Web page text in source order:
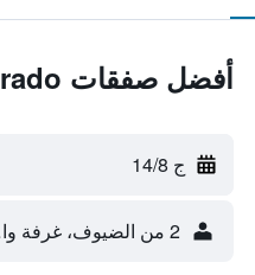
أفضل صفقات Casa Hostal El Prado
ج 14/8
2 من الضيوف، غرفة واحدة